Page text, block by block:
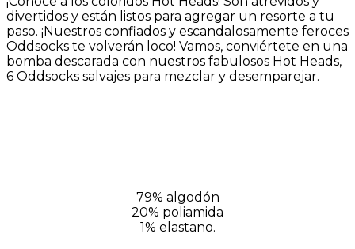
divertidos y están listos para agregar un resorte a tu
paso. ¡Nuestros confiados y escandalosamente feroces
Oddsocks te volverán loco! Vamos, conviértete en una
bomba descarada con nuestros fabulosos Hot Heads,
6 Oddsocks salvajes para mezclar y desemparejar.
79% algodón
20% poliamida
1% elastano.